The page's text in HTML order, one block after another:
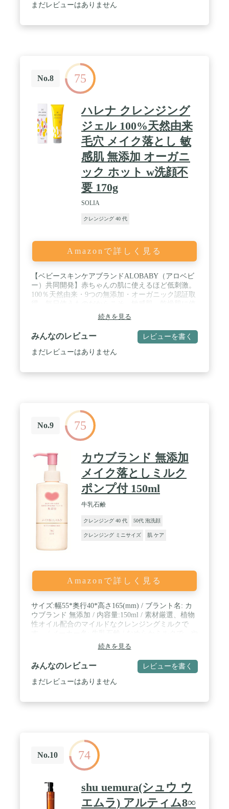
まだレビューはありません
No.8 75
ハレナ クレンジング
ジェル 100%天然由来
毛穴 メイク落とし 敏
感肌 無添加 オーガニ
ック ホット w洗顔不
要 170g
SOLIA
クレンジング 40 代
Amazonで詳しく見る
【ベビースキンケアブランドALOBABY（アロベビ
ー）共同開発】赤ちゃんの肌に使えるほど低刺激。
100％天然由来・9つの無添加・オーガニック認証取
える優しさに徹底的にこだわりました / 【優しさと
洗浄力を両立！】黒ずみやいちご鼻など、毛穴汚
れ・角栓をスッキリ落とす毛穴エステ発想の温感と
ろみクレンジング。ノーメイクの時やメンズの洗顔
としても使用できます / 【保湿成分・整肌成分・ハ
ろける温感ジェルの”黄金バランス”】「温感効果・
クレンジング力・肌摩擦を最小限にするジェル」の
黄金バランス
続きを見る
みんなのレビュー レビューを書く
まだレビューはありません
No.9 75
カウブランド 無添加
メイク落としミルク
ポンプ付 150ml
牛乳石鹸
クレンジング 40 代 50代 泡洗顔
クレンジング ミニサイズ 肌 ケア
Amazonで詳しく見る
サイズ:幅55*奥行40*高さ165(mm) / ブラント名: カ
ウブランド 無添加 / 内容量:150ml / 素材厳選、植物
性オイル配合のマイルドなクレンジングミルクで
続きを見る
みんなのレビュー レビューを書く
まだレビューはありません
No.10 74
shu uemura(シュウ ウ
エムラ) アルティム8∞